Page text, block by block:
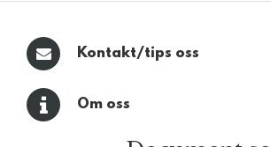
Kontakt/tips oss
Om oss